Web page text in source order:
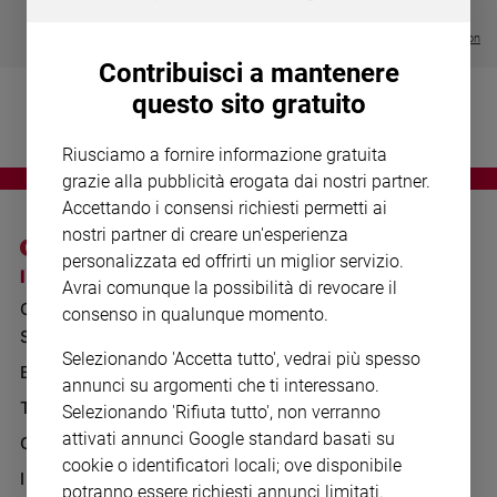
Devozione
fede
giorno
Santo
del
Società
e
valori
Visualizza tutte le collection
I SITI SAN PAOLO
GRUPPO EDITORIALE
SAN PAOLO
BENESSERE
TELENOVA
GAZZETTA D'ALBA
IL GIORNALINO
NOTE LEGALI
PRIVACY POLICY
WHISTLEBLOWING
SOCIAL
Contribuisci a mantenere
questo sito gratuito
Riusciamo a fornire informazione gratuita
grazie alla pubblicità erogata dai nostri partner.
Accettando i consensi richiesti permetti ai
nostri partner di creare un'esperienza
personalizzata ed offrirti un miglior servizio.
Avrai comunque la possibilità di revocare il
consenso in qualunque momento.
Selezionando 'Accetta tutto', vedrai più spesso
annunci su argomenti che ti interessano.
Selezionando 'Rifiuta tutto', non verranno
attivati annunci Google standard basati su
cookie o identificatori locali; ove disponibile
potranno essere richiesti annunci limitati.